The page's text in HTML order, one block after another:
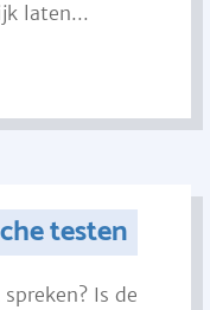
laten...
testen
Is de